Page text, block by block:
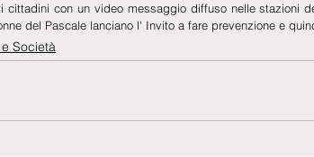
cittadini con un video messaggio diffuso nelle stazioni
del Pascale lanciano l' Invito a fare prevenzione e
Società